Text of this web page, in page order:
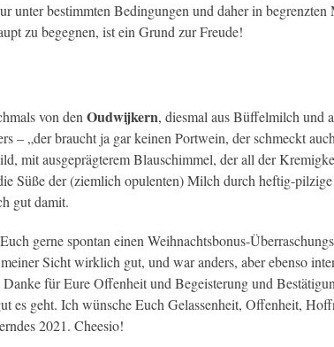
unter bestimmten Bedingungen und daher in
zu begegnen, ist ein Grund zur Freude!
von den Oudwijkern, diesmal aus Büffelmilch und
– „der braucht ja gar keinen Portwein, der schmeckt
mit ausgeprägterem Blauschimmel, der all der
Süße der (ziemlich opulenten) Milch durch heftig-
gut damit.
gerne spontan einen Weihnachtsbonus-
Sicht wirklich gut, und war anders, aber ebenso
für Eure Offenheit und Begeisterung und
es geht. Ich wünsche Euch Gelassenheit, Offenheit,
2021. Cheesio!